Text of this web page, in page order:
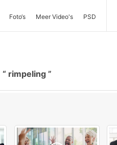
Foto‘s Meer Video's PSD
rimpeling